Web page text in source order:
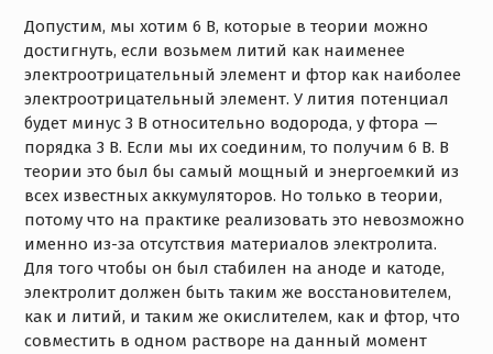
Допустим, мы хотим 6 В, которые в теории можно
достигнуть, если возьмем литий как наименее
электроотрицательный элемент и фтор как наиболее
электроотрицательный элемент. У лития потенциал
будет минус 3 В относительно водорода, у фтора —
порядка 3 В. Если мы их соединим, то получим 6 В. В
теории это был бы самый мощный и энергоемкий из
всех известных аккумуляторов. Но только в теории,
потому что на практике реализовать это невозможно
именно из-за отсутствия материалов электролита.
Для того чтобы он был стабилен на аноде и катоде,
электролит должен быть таким же восстановителем,
как и литий, и таким же окислителем, как и фтор, что
совместить в одном растворе на данный момент